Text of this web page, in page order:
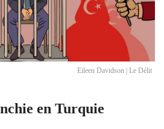
Eileen Davidson | Le Délit
en Turquie